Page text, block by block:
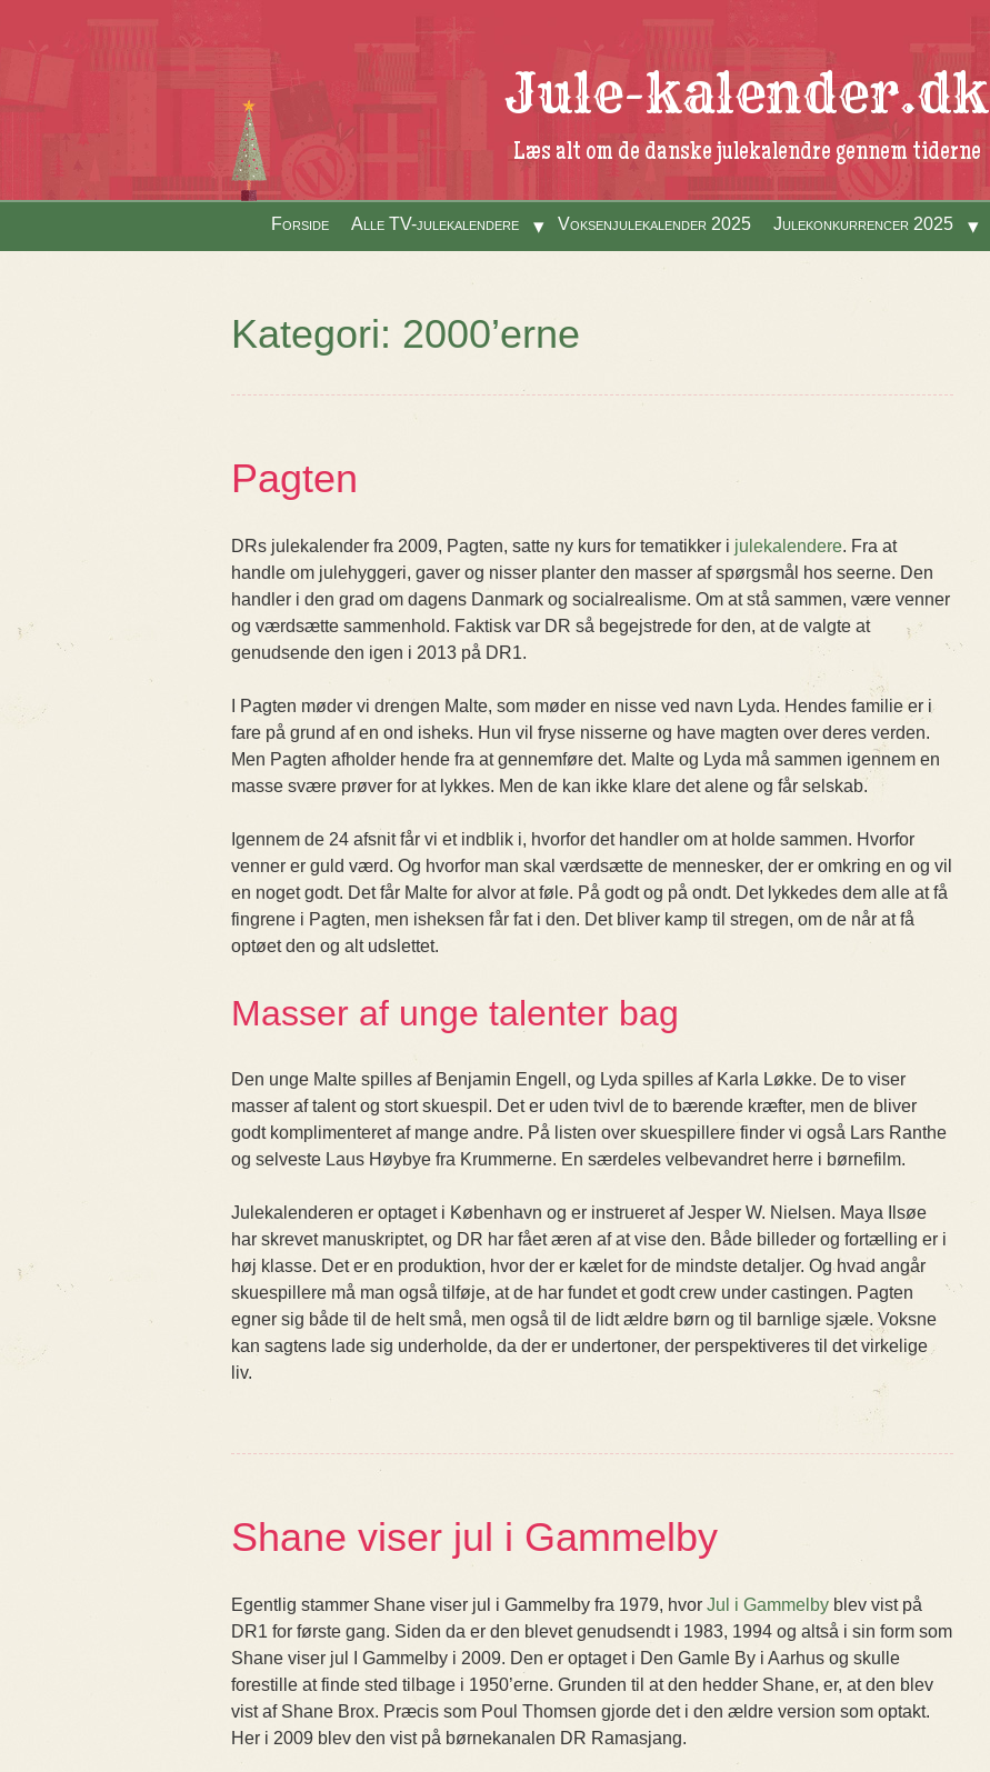
Jule-kalender.dk
Læs alt om de danske julekalendre gennem tiderne
Forside Alle TV-julekalendere Voksenjulekalender 2025 Julekonkurrencer 2025
Kategori: 2000’erne
Pagten
DRs julekalender fra 2009, Pagten, satte ny kurs for tematikker i julekalendere. Fra at
handle om julehyggeri, gaver og nisser planter den masser af spørgsmål hos seerne. Den
handler i den grad om dagens Danmark og socialrealisme. Om at stå sammen, være venner
og værdsætte sammenhold. Faktisk var DR så begejstrede for den, at de valgte at
genudsende den igen i 2013 på DR1.
I Pagten møder vi drengen Malte, som møder en nisse ved navn Lyda. Hendes familie er i
fare på grund af en ond isheks. Hun vil fryse nisserne og have magten over deres verden.
Men Pagten afholder hende fra at gennemføre det. Malte og Lyda må sammen igennem en
masse svære prøver for at lykkes. Men de kan ikke klare det alene og får selskab.
Igennem de 24 afsnit får vi et indblik i, hvorfor det handler om at holde sammen. Hvorfor
venner er guld værd. Og hvorfor man skal værdsætte de mennesker, der er omkring en og vil
en noget godt. Det får Malte for alvor at føle. På godt og på ondt. Det lykkedes dem alle at få
fingrene i Pagten, men isheksen får fat i den. Det bliver kamp til stregen, om de når at få
optøet den og alt udslettet.
Masser af unge talenter bag
Den unge Malte spilles af Benjamin Engell, og Lyda spilles af Karla Løkke. De to viser
masser af talent og stort skuespil. Det er uden tvivl de to bærende kræfter, men de bliver
godt komplimenteret af mange andre. På listen over skuespillere finder vi også Lars Ranthe
og selveste Laus Høybye fra Krummerne. En særdeles velbevandret herre i børnefilm.
Julekalenderen er optaget i København og er instrueret af Jesper W. Nielsen. Maya Ilsøe
har skrevet manuskriptet, og DR har fået æren af at vise den. Både billeder og fortælling er i
høj klasse. Det er en produktion, hvor der er kælet for de mindste detaljer. Og hvad angår
skuespillere må man også tilføje, at de har fundet et godt crew under castingen. Pagten
egner sig både til de helt små, men også til de lidt ældre børn og til barnlige sjæle. Voksne
kan sagtens lade sig underholde, da der er undertoner, der perspektiveres til det virkelige
liv.
Shane viser jul i Gammelby
Egentlig stammer Shane viser jul i Gammelby fra 1979, hvor Jul i Gammelby blev vist på
DR1 for første gang. Siden da er den blevet genudsendt i 1983, 1994 og altså i sin form som
Shane viser jul I Gammelby i 2009. Den er optaget i Den Gamle By i Aarhus og skulle
forestille at finde sted tilbage i 1950’erne. Grunden til at den hedder Shane, er, at den blev
vist af Shane Brox. Præcis som Poul Thomsen gjorde det i den ældre version som optakt.
Her i 2009 blev den vist på børnekanalen DR Ramasjang.